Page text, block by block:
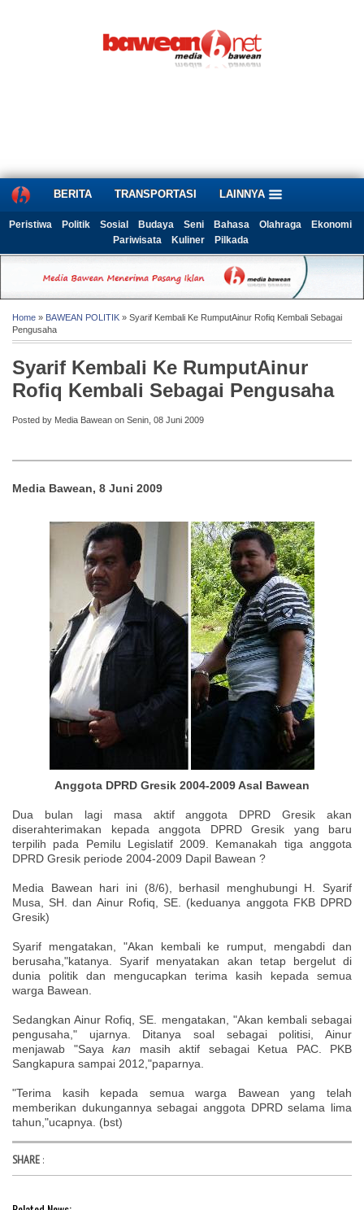
BERITA TRANSPORTASI LAINNYA
Peristiwa Politik Sosial Budaya Seni Bahasa Olahraga
Ekonomi
Pariwisata
Kuliner Pilkada
Home » BAWEAN POLITIK » Syarif Kembali Ke RumputAinur Rofiq Kembali Sebagai
Pengusaha
Syarif Kembali Ke RumputAinur
Rofiq Kembali Sebagai Pengusaha
Posted by Media Bawean on Senin, 08 Juni 2009
Media Bawean, 8 Juni 2009
Anggota DPRD Gresik 2004-2009 Asal Bawean
Dua bulan lagi masa aktif anggota DPRD Gresik akan
diserahterimakan kepada anggota DPRD Gresik yang baru
terpilih pada Pemilu Legislatif 2009. Kemanakah tiga anggota
DPRD Gresik periode 2004-2009 Dapil Bawean ?
Media Bawean hari ini (8/6), berhasil menghubungi H. Syarif
Musa, SH. dan Ainur Rofiq, SE. (keduanya anggota FKB DPRD
Gresik)
Syarif mengatakan, "Akan kembali ke rumput, mengabdi dan
berusaha,"katanya. Syarif menyatakan akan tetap bergelut di
dunia politik dan mengucapkan terima kasih kepada semua
warga Bawean.
Sedangkan Ainur Rofiq, SE. mengatakan, "Akan kembali sebagai
pengusaha," ujarnya. Ditanya soal sebagai politisi, Ainur
menjawab "Saya kan masih aktif sebagai Ketua PAC. PKB
Sangkapura sampai 2012,"paparnya.
"Terima kasih kepada semua warga Bawean yang telah
memberikan dukungannya sebagai anggota DPRD selama lima
tahun,"ucapnya. (bst)
SHARE :